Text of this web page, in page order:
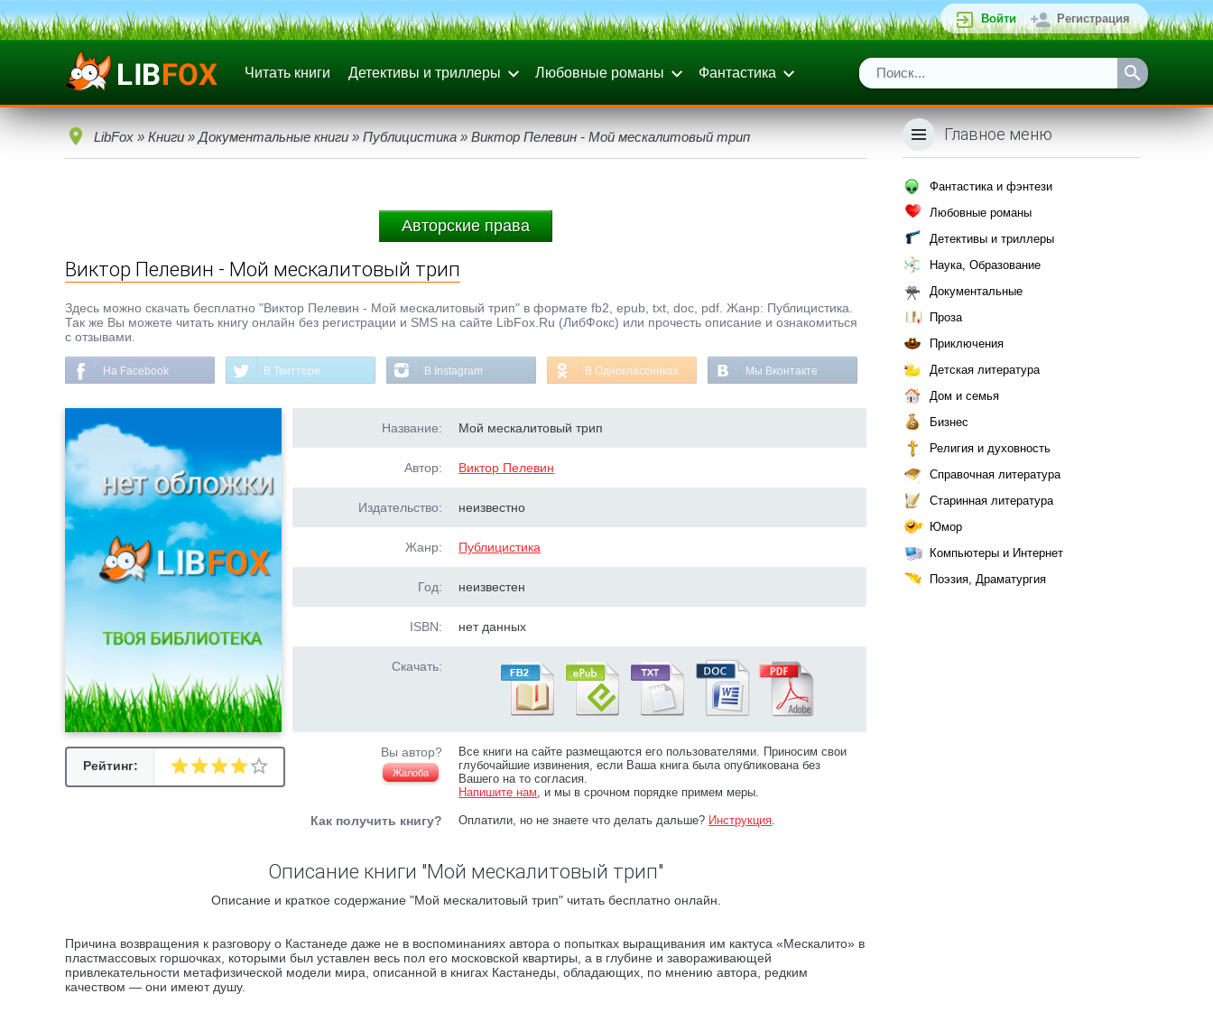
Войти Регистрация
Читать книги Детективы и триллеры Любовные романы Фантастика
LibFox » Книги » Документальные книги » Публицистика » Виктор Пелевин - Мой мескалитовый трип
Авторские права
Виктор Пелевин - Мой мескалитовый трип
Здесь можно скачать бесплатно "Виктор Пелевин - Мой мескалитовый трип" в формате fb2, epub, txt, doc, pdf. Жанр: Публицистика.
Так же Вы можете читать книгу онлайн без регистрации и SMS на сайте LibFox.Ru (ЛибФокс) или прочесть описание и ознакомиться
с отзывами.
На Facebook В Твиттере В Instagram В Одноклассниках Мы Вконтакте
Рейтинг:
Название: Мой мескалитовый трип
Автор: Виктор Пелевин
Издательство: неизвестно
Жанр: Публицистика
Год: неизвестен
ISBN: нет данных
Скачать:
Вы автор?
Жалоба
Все книги на сайте размещаются его пользователями. Приносим свои
глубочайшие извинения, если Ваша книга была опубликована без
Вашего на то согласия.
Напишите нам, и мы в срочном порядке примем меры.
Как получить книгу? Оплатили, но не знаете что делать дальше? Инструкция.
Описание книги "Мой мескалитовый трип"
Описание и краткое содержание "Мой мескалитовый трип" читать бесплатно онлайн.
Причина возвращения к разговору о Кастанеде даже не в воспоминаниях автора о попытках выращивания им кактуса «Мескалито» в
пластмассовых горшочках, которыми был уставлен весь пол его московской квартиры, а в глубине и завораживающей
привлекательности метафизической модели мира, описанной в книгах Кастанеды, обладающих, по мнению автора, редким
качеством — они имеют душу.
Главное меню
Фантастика и фэнтези
Любовные романы
Детективы и триллеры
Наука, Образование
Документальные
Проза
Приключения
Детская литература
Дом и семья
Бизнес
Религия и духовность
Справочная литература
Старинная литература
Юмор
Компьютеры и Интернет
Поэзия, Драматургия